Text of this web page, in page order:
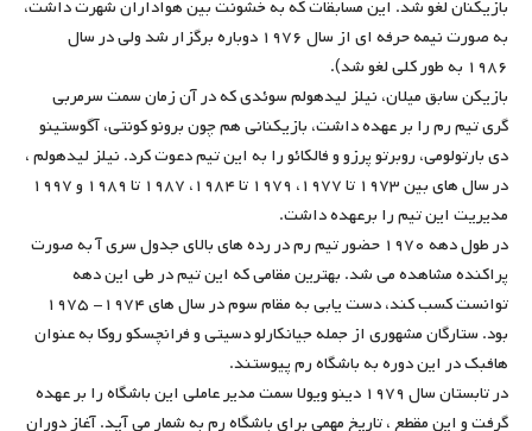
بازیکنان لغو شد. این مسابقات که به خشونت بین هواداران شهرت داشت،
به صورت نیمه حرفه ای از سال ۱۹۷۶ دوباره برگزار شد ولی در سال
۱۹۸۶ به طور کلی لغو شد).
بازیکن سابق میلان، نیلز لیدهولم سوئدی که در آن زمان سمت سرمربی
گری تیم رم را بر عهده داشت، بازیکنانی هم چون برونو کونتی، آگوستینو
دی بارتولومی، روبرتو پرزو و فالکائو را به این تیم دعوت کرد. نیلز لیدهولم ،
در سال های بین ۱۹۷۳ تا ۱۹۷۷، ۱۹۷۹ تا ۱۹۸۴، ۱۹۸۷ تا ۱۹۸۹ و ۱۹۹۷
مدیریت این تیم را برعهده داشت.
در طول دهه ۱۹۷۰ حضور تیم رم در رده های بالای جدول سری آ به صورت
پراکنده مشاهده می شد. بهترین مقامی که این تیم در طی این دهه
توانست کسب کند، دست یابی به مقام سوم در سال های ۱۹۷۴- ۱۹۷۵
بود. ستارگان مشهوری از جمله جیانکارلو دسیتی و فرانچسکو روکا به عنوان
هافبک در این دوره به باشگاه رم پیوستند.
در تابستان سال ۱۹۷۹ دینو ویولا سمت مدیر عاملی این باشگاه را بر عهده
گرفت و این مقطع ، تاریخ مهمی برای باشگاه رم به شمار می آید. آغاز دوران